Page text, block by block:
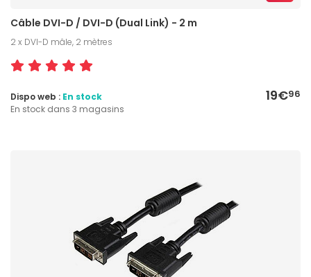
Câble DVI-D / DVI-D (Dual Link) - 2 m
2 x DVI-D mâle, 2 mètres
19€96
Dispo web : En stock
En stock dans 3 magasins